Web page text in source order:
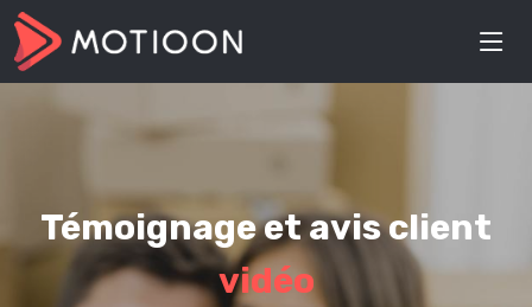
Témoignage et avis client
vidéo